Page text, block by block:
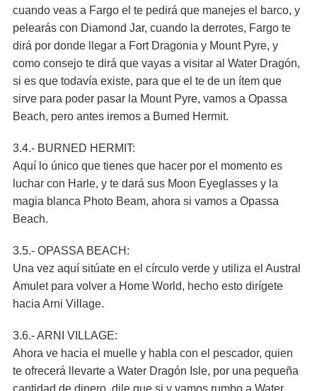
cuando veas a Fargo el te pedirá que manejes el barco, y
pelearás con Diamond Jar, cuando la derrotes, Fargo te
dirá por donde llegar a Fort Dragonia y Mount Pyre, y
como consejo te dirá que vayas a visitar al Water Dragón,
si es que todavía existe, para que el te de un ítem que
sirve para poder pasar la Mount Pyre, vamos a Opassa
Beach, pero antes iremos a Burned Hermit.
3.4.- BURNED HERMIT:
Aquí lo único que tienes que hacer por el momento es
luchar con Harle, y te dará sus Moon Eyeglasses y la
magia blanca Photo Beam, ahora si vamos a Opassa
Beach.
3.5.- OPASSA BEACH:
Una vez aquí sitúate en el círculo verde y utiliza el Austral
Amulet para volver a Home World, hecho esto dirígete
hacia Arni Village.
3.6.- ARNI VILLAGE:
Ahora ve hacia el muelle y habla con el pescador, quien
te ofrecerá llevarte a Water Dragón Isle, por una pequeña